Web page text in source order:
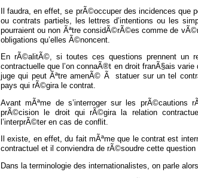
Il faudra, en effet, se prÃ©occuper des incidences
ou contrats partiels, les lettres d’intentions ou les
pourraient ou non Ãªtre considÃ©rÃ©es comme de
obligations qu’elles Ã©noncent.
En rÃ©alitÃ©, si toutes ces questions prennent un
contractuelle que l’on connaÃ®t en droit franÃ§ais
juge qui peut Ãªtre amenÃ© Ã statuer sur un tel
pays qui rÃ©gira le contrat.
Avant mÃªme de s’interroger sur les
prÃ©cision le droit qui rÃ©gira la relation
l’interprÃ©ter en cas de conflit.
Il existe, en effet, du fait mÃªme que le contrat est
contractuel et il conviendra de rÃ©soudre cette
Dans la terminologie des internationalistes, on parle